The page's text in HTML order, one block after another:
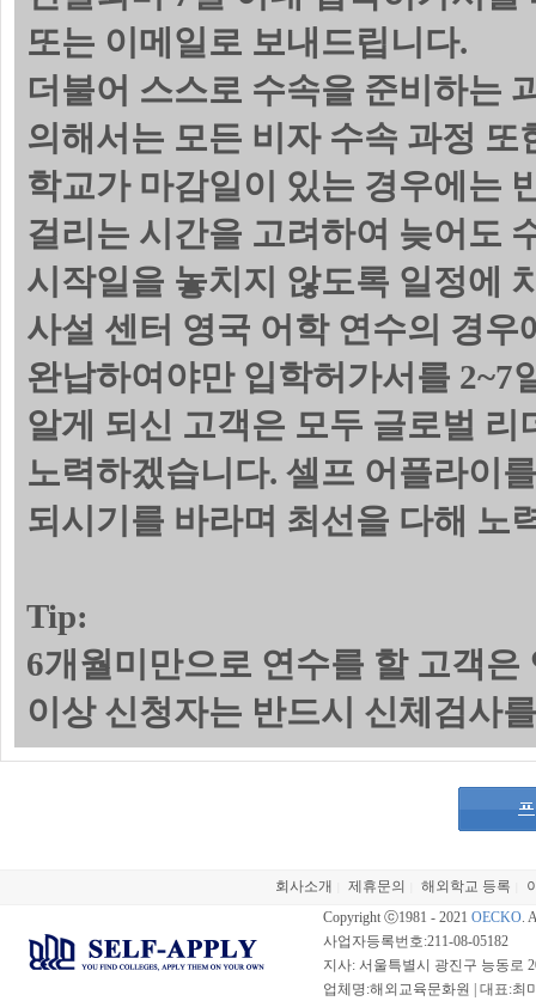
또는 이메일로 보내드립니다.
더불어 스스로 수속을 준비하는
의해서는 모든 비자 수속 과정
학교가 마감일이 있는 경우에는
걸리는 시간을 고려하여 늦어도
시작일을 놓치지 않도록 일정에
사설 센터 영국 어학 연수의 경
완납하여야만 입학허가서를 2~7
알게 되신 고객은 모두 글로벌
노력하겠습니다. 셀프 어플라이
되시기를 바라며 최선을 다해 노
Tip:
6개월미만으로 연수를 할 고객
이상 신청자는 반드시 신체검사
회사소개 제휴문의 해외학교 등록
Copyright ⓒ1981 - 2021 OECKO.
사업자등록번호:211-08-05182
지사: 서울특별시 광진구 능동로
업체명:해외교육문화원 | 대표:최